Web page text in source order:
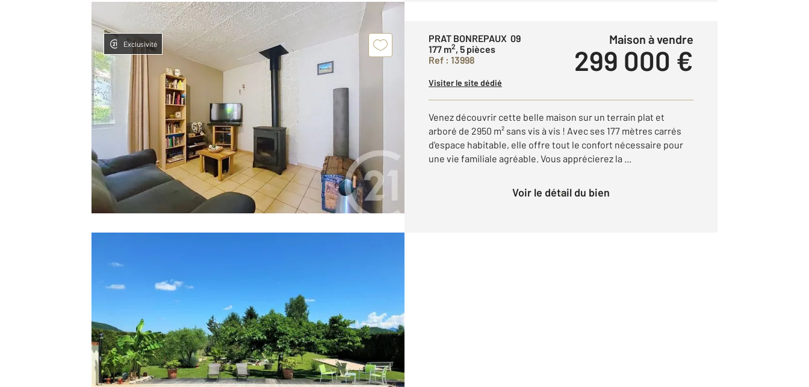
Exclusivité
PRAT BONREPAUX 09
177 m2, 5 pièces
Ref : 13998
Maison à vendre
299 000 €
Visiter le site dédié
Venez découvrir cette belle maison sur un terrain plat et
arboré de 2950 m² sans vis à vis ! Avec ses 177 mètres carrés
d'espace habitable, elle offre tout le confort nécessaire pour
une vie familiale agréable. Vous apprécierez la ...
Voir le détail du bien